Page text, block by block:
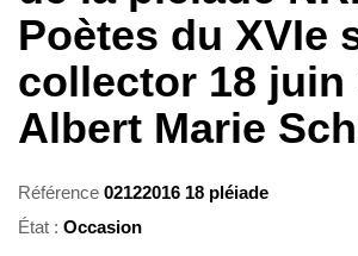
Poètes du XVIe
collector 18 juin
Albert Marie
Référence 02122016 18 pléiade
État : Occasion